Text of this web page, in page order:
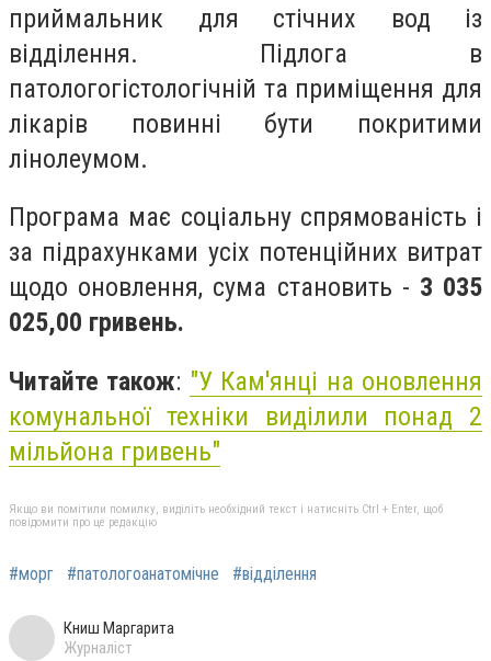
приймальник для стічних вод із
відділення. Підлога в
патологогістологічній та приміщення для
лікарів повинні бути покритими
лінолеумом.
Програма має соціальну спрямованість і
за підрахунками усіх потенційних витрат
щодо оновлення, сума становить - 3 035
025,00 гривень.
Читайте також: "У Кам'янці на оновлення
комунальної техніки виділили понад 2
мільйона гривень"
Якщо ви помітили помилку, виділіть необхідний текст і натисніть Ctrl + Enter, щоб
повідомити про це редакцію
#морг #патологоанатомічне #відділення
Книш Маргарита
Журналіст